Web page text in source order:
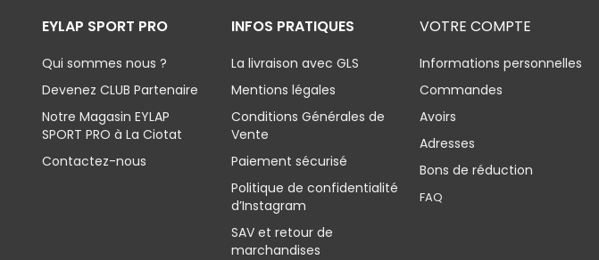
EYLAP SPORT PRO
Qui sommes nous ?
Devenez CLUB Partenaire
Notre Magasin EYLAP
SPORT PRO à La Ciotat
Contactez-nous
INFOS PRATIQUES
La livraison avec GLS
Mentions légales
Conditions Générales de
Vente
Paiement sécurisé
Politique de confidentialité
d’Instagram
SAV et retour de
marchandises
VOTRE COMPTE
Informations personnelles
Commandes
Avoirs
Adresses
Bons de réduction
FAQ